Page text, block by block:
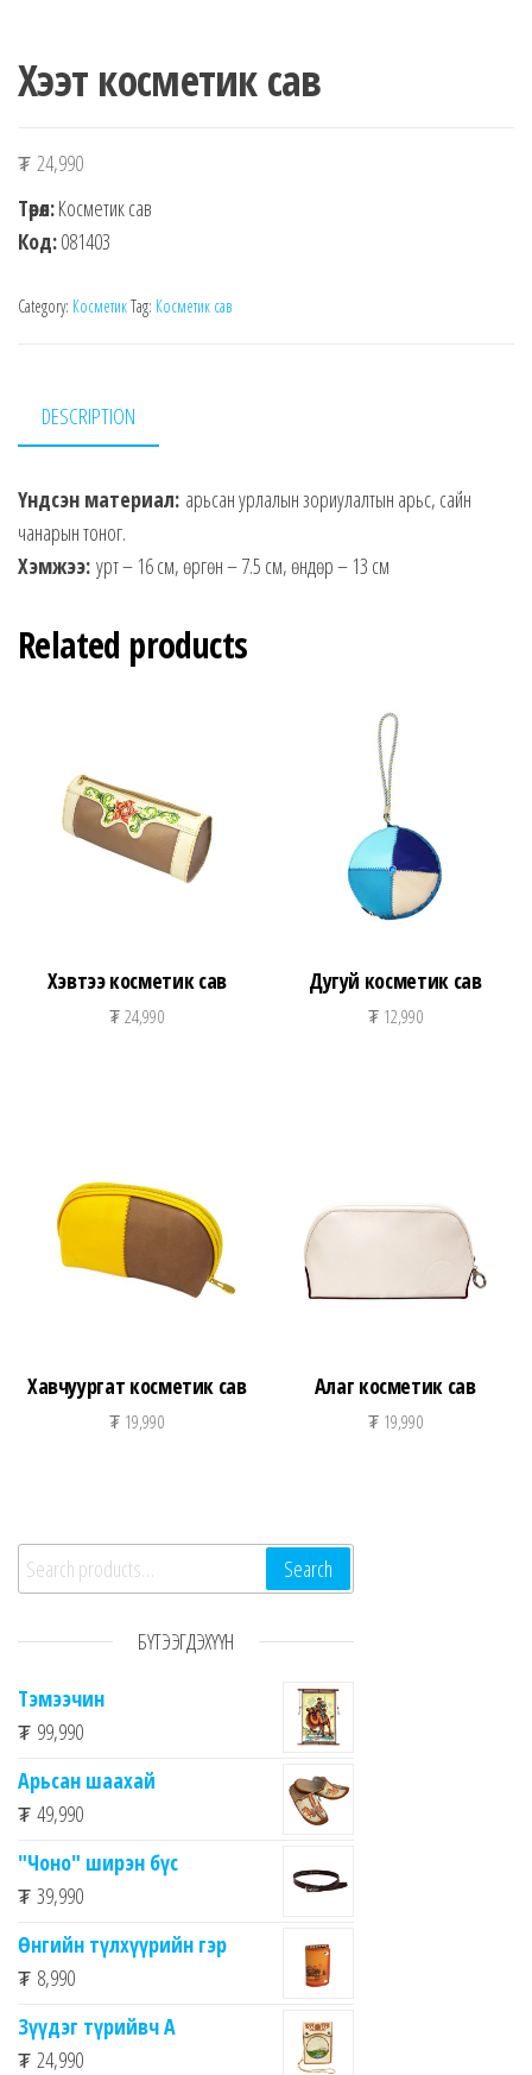
Хээт косметик сав
₮ 24,990
Төрөл:Косметик сав
Код:081403
Category: КосметикTag: Косметик сав
DESCRIPTION
Үндсэн материал: арьсан урлалын зориулалтын арьс, сайн
чанарын тоног.
Хэмжээ: урт – 16 см, өргөн – 7.5 см, өндөр – 13 см
Related products
Хэвтээ косметик сав
₮24,990
Дугуй косметик сав
₮12,990
Хавчуургат косметик сав
₮ 19,990
Алаг косметик сав
₮19,990
Search for: Search
БҮТЭЭГДЭХҮҮН
Тэмээчин
₮ 99,990
Арьсан шаахай
₮ 49,990
"Чоно" ширэн бүс
₮ 39,990
Өнгийн түлхүүрийн гэр
₮ 8,990
Зүүдэг түрийвч A
₮ 24,990